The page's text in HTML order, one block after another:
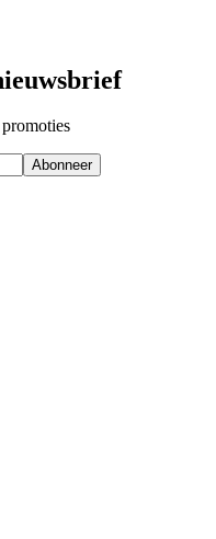
Abonneer